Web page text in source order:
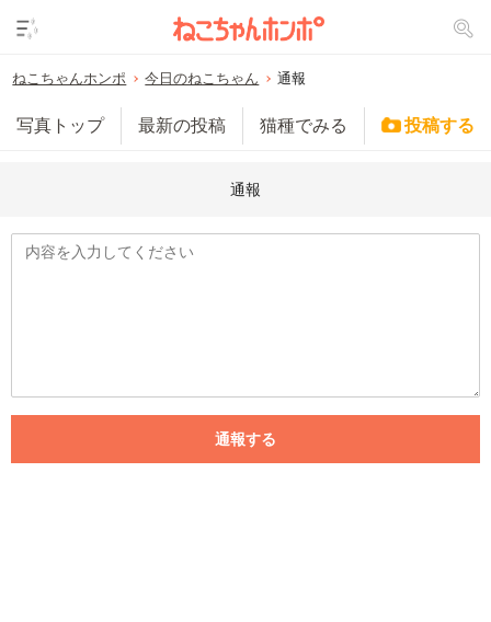
ねこちゃんホンポ 今日のねこちゃん 通報
写真トップ 最新の投稿 猫種でみる 投稿する
通報